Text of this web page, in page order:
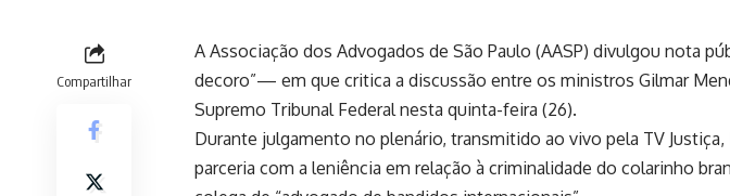
Compartilhar
A Associação dos Advogados de São Paulo (AASP) divulgou nota
decoro”— em que critica a discussão entre os ministros Gilmar
Supremo Tribunal Federal nesta quinta-feira (26).
Durante julgamento no plenário, transmitido ao vivo pela TV
parceria com a leniência em relação à criminalidade do colarinho